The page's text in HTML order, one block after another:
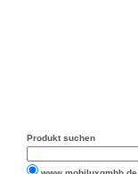
Produkt suchen